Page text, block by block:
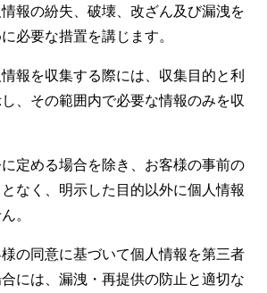
報の紛失、破壊、改ざん及び漏洩を
必要な措置を講じます。
報を収集する際には、収集目的と利
、その範囲内で必要な情報のみを収
定める場合を除き、お客様の事前の
なく、明示した目的以外に個人情報
。
の同意に基づいて個人情報を第三者
には、漏洩・再提供の防止と適切な